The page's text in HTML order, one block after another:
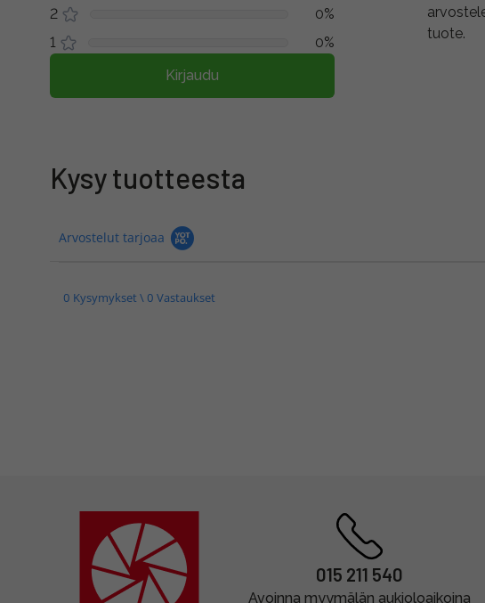
2
0%
1
0%
Kirjaudu
tuote.
Kysy tuotteesta
Arvostelut tarjoaa
0 Kysymykset \ 0 Vastaukset
015 211 540
Avoinna myymälän aukioloaikoina